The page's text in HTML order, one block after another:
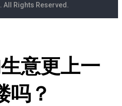
All Rights Reserved.
意更上一
吗？